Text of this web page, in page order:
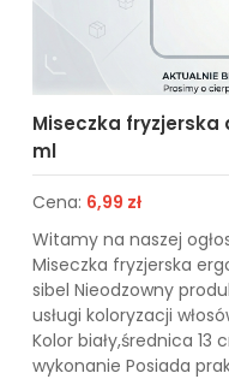
Miseczka fryzjerska
ml
Cena: 6,99 zł
Witamy na naszej
Miseczka fryzjerska
sibel Nieodzowny
usługi koloryzacji
Kolor biały,średnica 13
wykonanie Posiada